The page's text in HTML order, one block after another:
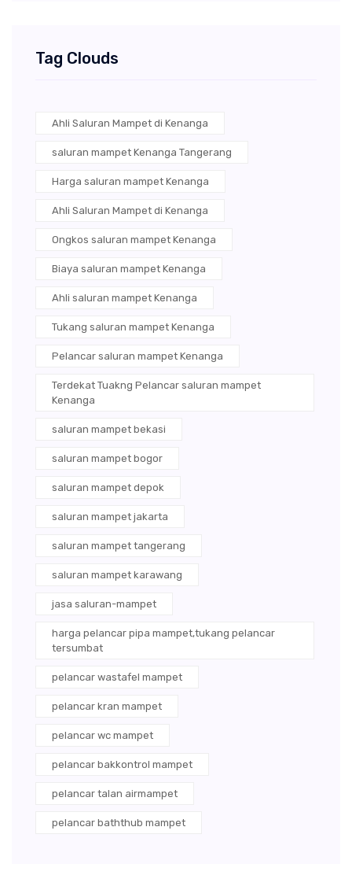
Tag Clouds
Ahli Saluran Mampet di Kenanga
saluran mampet Kenanga Tangerang
Harga saluran mampet Kenanga
Ahli Saluran Mampet di Kenanga
Ongkos saluran mampet Kenanga
Biaya saluran mampet Kenanga
Ahli saluran mampet Kenanga
Tukang saluran mampet Kenanga
Pelancar saluran mampet Kenanga
Terdekat Tuakng Pelancar saluran mampet
Kenanga
saluran mampet bekasi
saluran mampet bogor
saluran mampet depok
saluran mampet jakarta
saluran mampet tangerang
saluran mampet karawang
jasa saluran-mampet
harga pelancar pipa mampet,tukang pelancar
tersumbat
pelancar wastafel mampet
pelancar kran mampet
pelancar wc mampet
pelancar bakkontrol mampet
pelancar talan airmampet
pelancar baththub mampet